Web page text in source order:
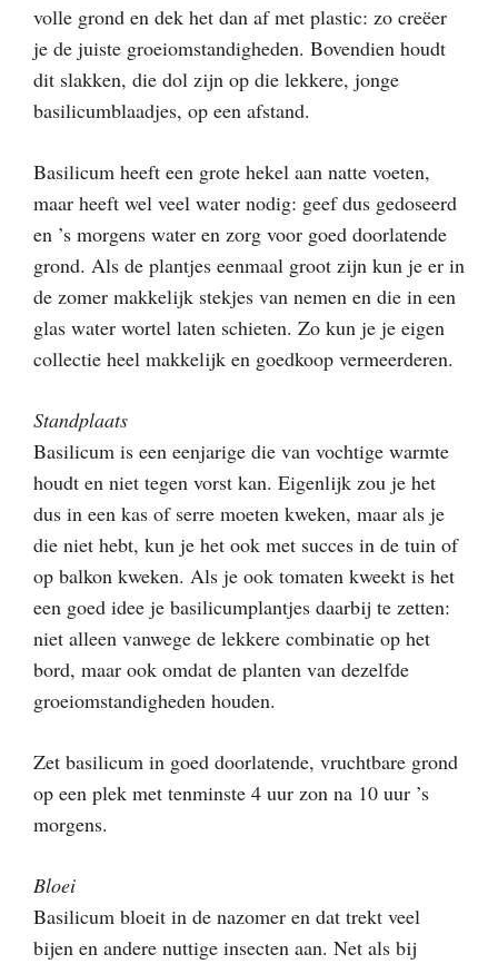
volle grond en dek het dan af met plastic: zo creëer
je de juiste groeiomstandigheden. Bovendien houdt
dit slakken, die dol zijn op die lekkere, jonge
basilicumblaadjes, op een afstand.
Basilicum heeft een grote hekel aan natte voeten,
maar heeft wel veel water nodig: geef dus gedoseerd
en ’s morgens water en zorg voor goed doorlatende
grond. Als de plantjes eenmaal groot zijn kun je er in
de zomer makkelijk stekjes van nemen en die in een
glas water wortel laten schieten. Zo kun je je eigen
collectie heel makkelijk en goedkoop vermeerderen.
Standplaats
Basilicum is een eenjarige die van vochtige warmte
houdt en niet tegen vorst kan. Eigenlijk zou je het
dus in een kas of serre moeten kweken, maar als je
die niet hebt, kun je het ook met succes in de tuin of
op balkon kweken. Als je ook tomaten kweekt is het
een goed idee je basilicumplantjes daarbij te zetten:
niet alleen vanwege de lekkere combinatie op het
bord, maar ook omdat de planten van dezelfde
groeiomstandigheden houden.
Zet basilicum in goed doorlatende, vruchtbare grond
op een plek met tenminste 4 uur zon na 10 uur ’s
morgens.
Bloei
Basilicum bloeit in de nazomer en dat trekt veel
bijen en andere nuttige insecten aan. Net als bij